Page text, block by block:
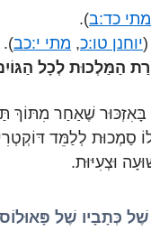
מתי כד:ב).
(יוחנן טו:כ, מתי י:כב).
הַמַּלְכוּת לְכָל
בָּאִזְכּוּר שֶׁאַחַר
סַמְכוּת לְלַמֵּד
וּצְעִיּוּת.
כְּתָבָיו שֶׁל פָּאוּלוֹס